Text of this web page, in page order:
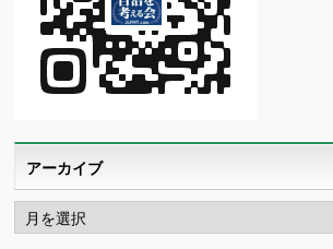
アーカイブ
ア
ー
カ